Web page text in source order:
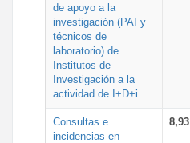
de apoyo a la
investigación (PAI y
técnicos de
laboratorio) de
Institutos de
Investigación a la
actividad de I+D+i
Consultas e
incidencias en
8,93